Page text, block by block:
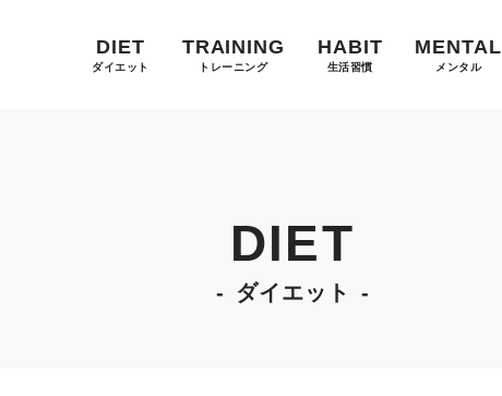
DIET
ダイエット
TRAINING
トレーニング
HABIT
生活習慣
MENTAL
メンタル
DIET
ダイエット